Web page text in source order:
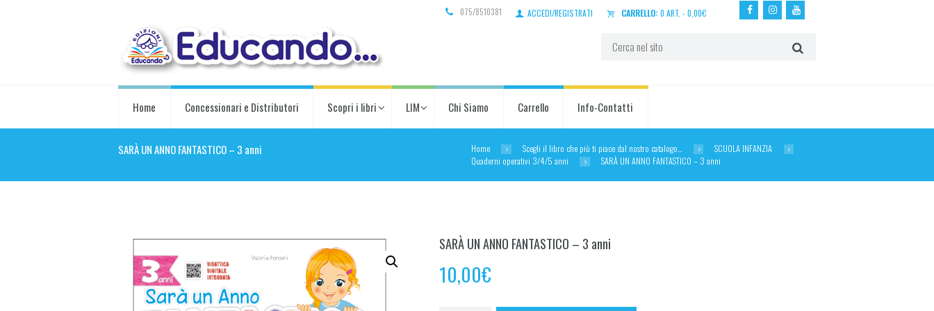
075/8510381 ACCEDI/REGISTRATI CARRELLO: 0 ART. - 0,00€
Home Concessionari e Distributori Scopri i libri LIM Chi Siamo Carrello Info-Contatti
SARÀ UN ANNO FANTASTICO – 3 anni Home Scegli il libro che più ti piace dal nostro catalogo…
SCUOLA INFANZIA
Quaderni operativi 3/4/5 anni
SARÀ UN ANNO FANTASTICO – 3 anni
SARÀ UN ANNO FANTASTICO – 3 anni
10,00€